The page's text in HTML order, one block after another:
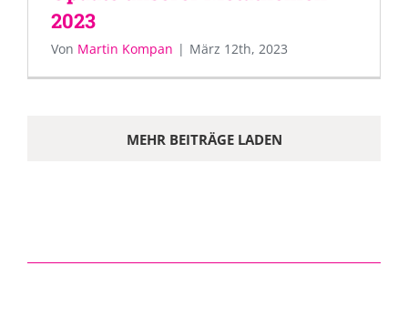
2023
Von Martin Kompan | März 12th, 2023
MEHR BEITRÄGE LADEN